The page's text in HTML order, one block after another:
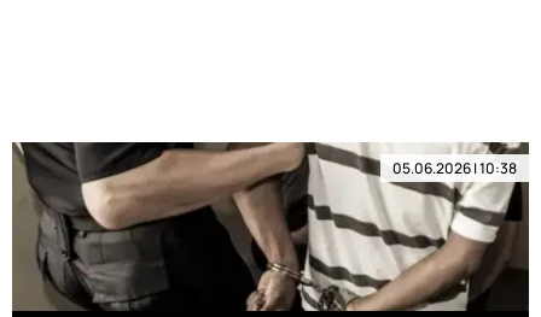
05.06.2026 | 10:38